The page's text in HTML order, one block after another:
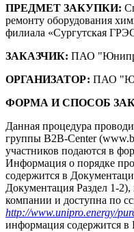
ПРЕДМЕТ ЗАКУПКИ:
ремонту оборудования
филиала «Сургутская
ЗАКАЗЧИК: ПАО
ОРГАНИЗАТОР: ПАО
ФОРМА И СПОСОБ
Данная процедура
группы B2B-Center
участников подаются в
Информация о порядке
содержится в
Документация Раздел 1-2),
компании и доступна по
http://www.unipro.energy/
информация содержится в